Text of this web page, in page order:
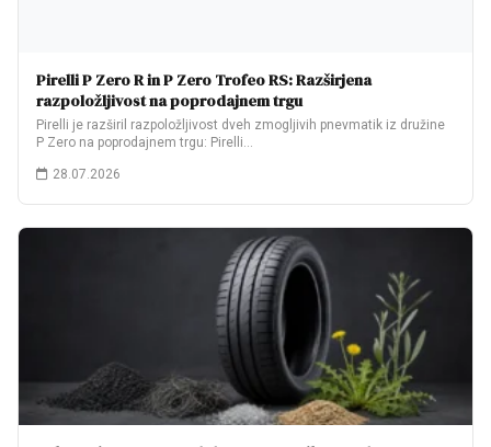
Pirelli P Zero R in P Zero Trofeo RS: Razširjena
razpoložljivost na poprodajnem trgu
Pirelli je razširil razpoložljivost dveh zmogljivih pnevmatik iz družine
P Zero na poprodajnem trgu: Pirelli…
28.07.2026